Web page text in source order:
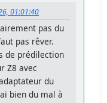
01:01:40
pas du
pas rêver.
de prédilection
Z8 avec
du
bien du mal à